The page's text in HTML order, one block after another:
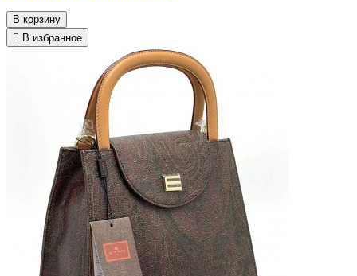
В корзину
В избранное